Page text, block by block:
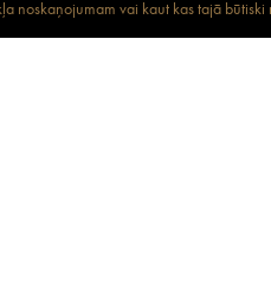
noskaņojumam vai kaut kas tajā